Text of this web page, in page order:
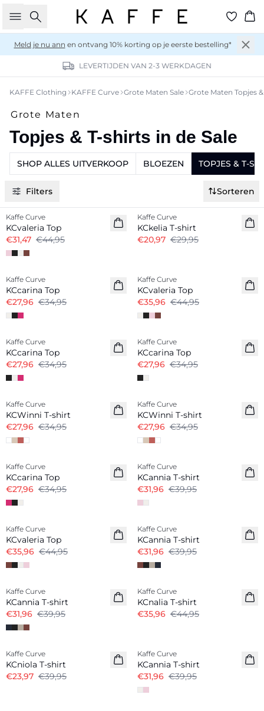
Zoeken
Meld je nu ann en ontvang 10% korting op je eerste bestelling*
LEVERTIJDEN VAN 2-3 WERKDAGEN
KAFFE Clothing KAFFE Curve Grote Maten Sale Grote Maten Topjes
Topjes & T-shirts in de Sale
Grote Maten
SHOP ALLES UITVERKOOP BLOEZEN TOPJES & T-
Filters Sorteren
-30%
Kaffe Curve
KCvaleria Top
€31,47 €44,95
Kaffe Curve
KCkelia T-shirt
€20,97 €29,95
-20%
Kaffe Curve
KCcarina Top
€27,96 €34,95
Kaffe Curve
KCvaleria Top
€35,96 €44,95
-20%
Kaffe Curve
KCcarina Top
€27,96 €34,95
-20%
Kaffe Curve
KCcarina Top
€27,96 €34,95
-20%
Kaffe Curve
KCWinni T-shirt
€27,96 €34,95
-20%
Kaffe Curve
KCWinni T-shirt
€27,96 €34,95
-20%
Kaffe Curve
KCcarina Top
€27,96 €34,95
-20%
Kaffe Curve
KCannia T-shirt
€31,96 €39,95
-20%
Kaffe Curve
KCvaleria Top
€35,96 €44,95
-20%
Kaffe Curve
KCannia T-shirt
€31,96 €39,95
-20%
Kaffe Curve
KCannia T-shirt
€31,96 €39,95
-20%
Kaffe Curve
KCnalia T-shirt
€35,96 €44,95
-40%
Kaffe Curve
KCniola T-shirt
€23,97 €39,95
Kaffe Curve
KCannia T-shirt
€31,96 €39,95
-20%